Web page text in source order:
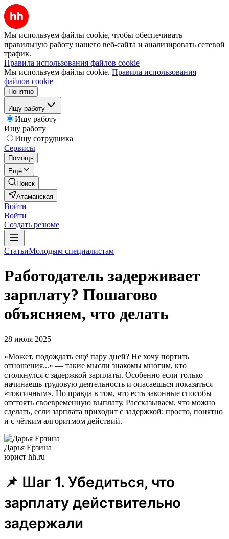
Мы используем файлы cookie, чтобы обеспечивать
правильную работу нашего веб-сайта и анализировать сетевой
трафик.
Правила использования файлов cookie
Мы используем файлы cookie. Правила использования
файлов cookie
Понятно
Ищу работу
Ищу работу
Ищу работу
Ищу сотрудника
Сервисы
Помощь
Ещё
Поиск
Атаманская
Войти
Войти
Создать резюме
СтатьиМолодым специалистам
Работодатель задерживает
зарплату? Пошагово
объясняем, что делать
28 июля 2025
«Может, подождать ещё пару дней? Не хочу портить
отношения...» — такие мысли знакомы многим, кто
столкнулся с задержкой зарплаты. Особенно если только
начинаешь трудовую деятельность и опасаешься показаться
«токсичным». Но правда в том, что есть законные способы
отстоять своевременную выплату. Рассказываем, что можно
сделать, если зарплата приходит с задержкой: просто, понятно
и с чётким алгоритмом действий.
Дарья Ерзина
юрист hh.ru
📌 Шаг 1. Убедиться, что
зарплату действительно
задержали